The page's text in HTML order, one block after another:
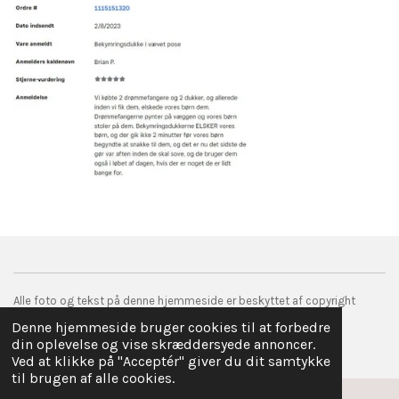
Denne hjemmeside bruger cookies til at forbedre
din oplevelse og vise skræddersyede annoncer.
Ved at klikke på "Acceptér" giver du dit samtykke
til brugen af alle cookies.
Alle foto og tekst på denne hjemmeside er beskyttet af copyright
© 2017 droemmefanger.com
Drevet afWebador